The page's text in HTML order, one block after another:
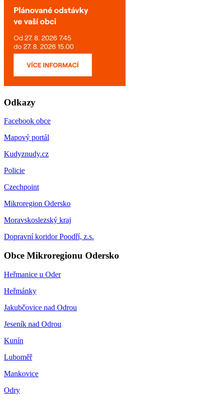
Odkazy
Facebook obce
Mapový portál
Kudyznudy.cz
Policie
Czechpoint
Mikroregion Odersko
Moravskoslezský kraj
Dopravní koridor Poodří, z.s.
Obce Mikroregionu Odersko
Heřmanice u Oder
Heřmánky
Jakubčovice nad Odrou
Jeseník nad Odrou
Kunín
Luboměř
Mankovice
Odry